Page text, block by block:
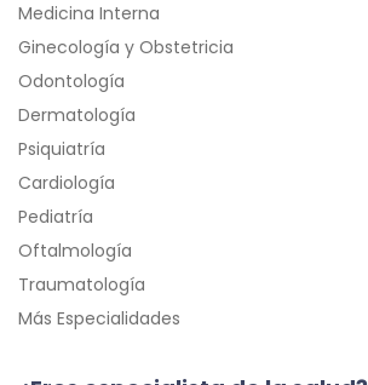
Medicina Interna
Ginecología y Obstetricia
Odontología
Dermatología
Psiquiatría
Cardiología
Pediatría
Oftalmología
Traumatología
Más Especialidades